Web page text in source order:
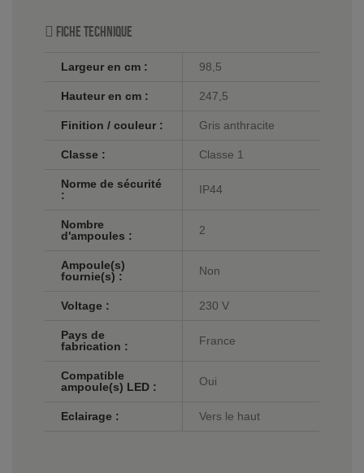
Fiche technique
Largeur en cm : 98,5
Hauteur en cm : 247,5
Finition / couleur : Gris anthracite
Classe : Classe 1
Norme de sécurité
:
IP44
Nombre
d'ampoules :
2
Ampoule(s)
fournie(s) :
Non
Voltage : 230 V
Pays de
fabrication :
France
Compatible
ampoule(s) LED :
Oui
Eclairage : Vers le haut